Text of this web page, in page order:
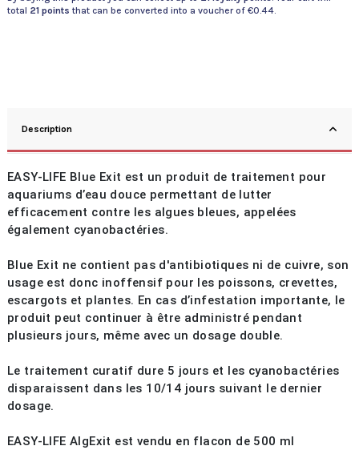
total 21 points that can be converted into a voucher of €0.44.
Description
EASY-LIFE Blue Exit est un produit de traitement pour
aquariums d’eau douce permettant de lutter
efficacement contre les algues bleues, appelées
également cyanobactéries.
Blue Exit ne contient pas d'antibiotiques ni de cuivre, son
usage est donc inoffensif pour les poissons, crevettes,
escargots et plantes. En cas d’infestation importante, le
produit peut continuer à être administré pendant
plusieurs jours, même avec un dosage double.
Le traitement curatif dure 5 jours et les cyanobactéries
disparaissent dans les 10/14 jours suivant le dernier
dosage.
EASY-LIFE AlgExit est vendu en flacon de 500 ml